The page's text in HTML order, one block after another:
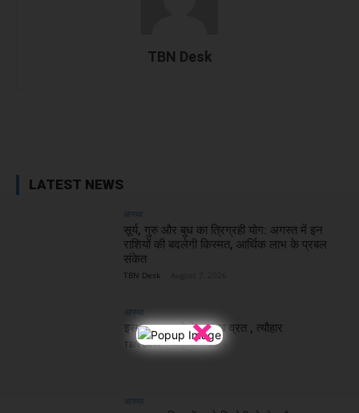
×
TBN Desk
LATEST NEWS
आस्था
सूर्य, गुरु और बुध का त्रिग्रही योग: अगस्त में इन
राशियों की बदलेगी किस्मत, आर्थिक लाभ के प्रबल
संकेत
TBN Desk
आस्था
इस माह पड़ रहे ये प्रमुख व्रत , त्यौहार
TBN Desk - August 7, 2026
आस्था